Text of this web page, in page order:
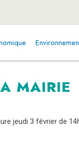
MAIRIE
jeudi 3 février de